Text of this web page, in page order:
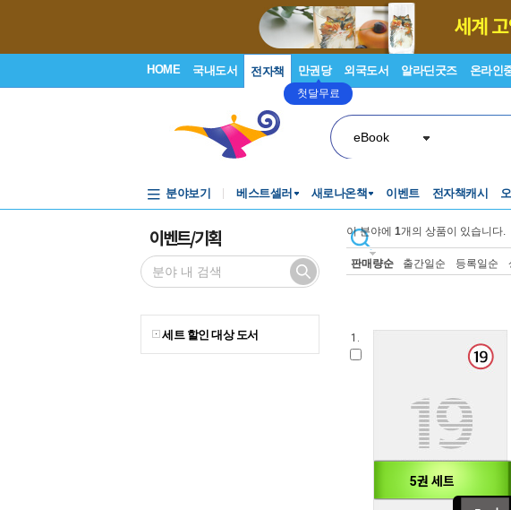
HOME 국내도서 전자책 만권당
첫달무료
외국도서 알라딘굿즈 온라인
eBook
분야보기 베스트셀러 새로나온책 이벤트 전자책캐시
이벤트/기획
세트 할인 대상 도서
이 분야에 1개의 상품이 있습니다.
판매량순 출간일순 등록일순
1.
5권 세트